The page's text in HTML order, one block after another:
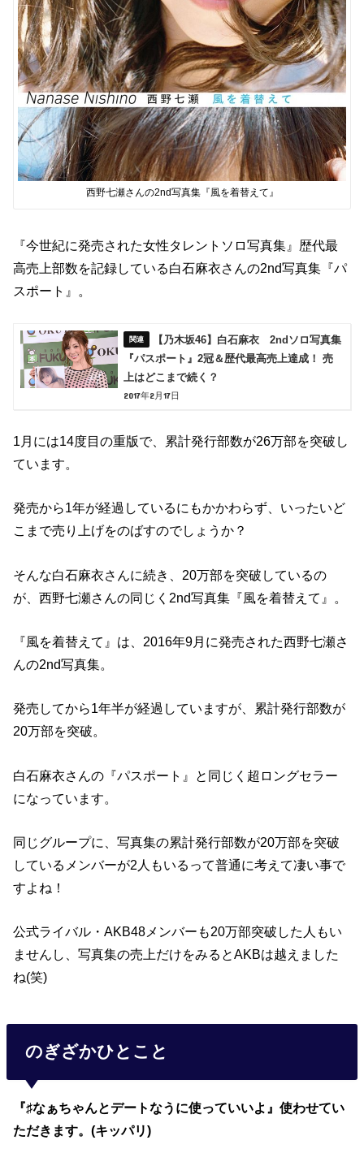
西野七瀬さんの2nd写真集『風を着替えて』
『今世紀に発売された女性タレントソロ写真集』歴代最
高売上部数を記録している白石麻衣さんの2nd写真集『パ
スポート』。
【乃木坂46】白石麻衣 2ndソロ写真集
『パスポート』2冠＆歴代最高売上達成！ 売
上はどこまで続く？
2017年2月17日
1月には14度目の重版で、累計発行部数が26万部を突破し
ています。
発売から1年が経過しているにもかかわらず、いったいど
こまで売り上げをのばすのでしょうか？
そんな白石麻衣さんに続き、20万部を突破しているの
が、西野七瀬さんの同じく2nd写真集『風を着替えて』。
『風を着替えて』は、2016年9月に発売された西野七瀬さ
んの2nd写真集。
発売してから1年半が経過していますが、累計発行部数が
20万部を突破。
白石麻衣さんの『パスポート』と同じく超ロングセラー
になっています。
同じグループに、写真集の累計発行部数が20万部を突破
しているメンバーが2人もいるって普通に考えて凄い事で
すよね！
公式ライバル・AKB48メンバーも20万部突破した人もい
ませんし、写真集の売上だけをみるとAKBは越えました
ね(笑)
のぎざかひとこと
『♯なぁちゃんとデートなうに使っていいよ』使わせてい
ただきます。(キッパリ)